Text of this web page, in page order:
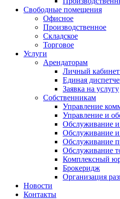
Свободные помещения
Офисное
Производственное
Складское
Торговое
Услуги
Арендаторам
Личный кабинет
Единая
Заявка на услугу
Собственникам
Управление
Управление и
Обслуживание и
Обслуживание
Обслуживание
Обслуживание
Комплексный
Брокеридж
Организация
Новости
Контакты